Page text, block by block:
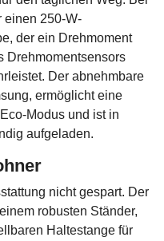
einen 250-W-
der ein Drehmoment
Drehmomentsensors
Der abnehmbare
ermöglicht eine
Modus und ist in
aufgeladen.
nicht gespart. Der
robusten Ständer,
Haltestange für